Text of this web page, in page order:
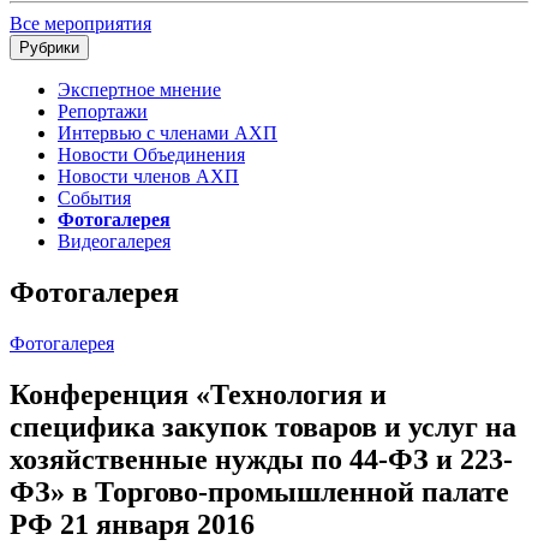
Все мероприятия
Рубрики
Экспертное мнение
Репортажи
Интервью с членами АХП
Новости Объединения
Новости членов АХП
События
Фотогалерея
Видеогалерея
Фотогалерея
Фотогалерея
Конференция «Технология и
специфика закупок товаров и услуг на
хозяйственные нужды по 44-ФЗ и 223-
ФЗ» в Торгово-промышленной палате
РФ 21 января 2016